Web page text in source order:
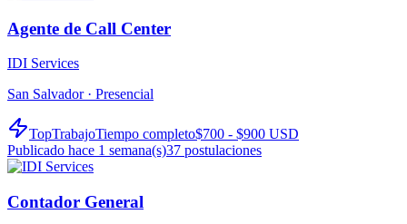
Agente de Call Center
IDI Services
San Salvador · Presencial
TopTrabajoTiempo completo$700 - $900 USD
Publicado hace 1 semana(s)37 postulaciones
Contador General